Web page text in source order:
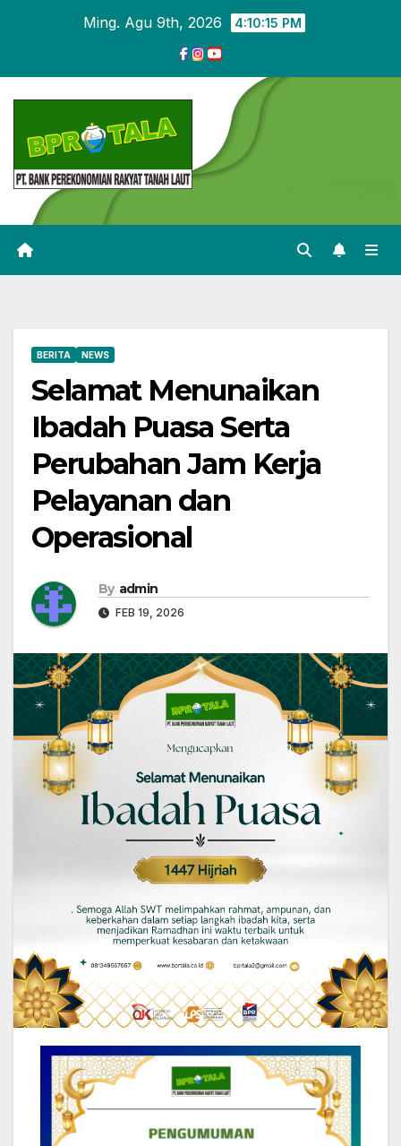
Ming. Agu 9th, 2026 4:10:15 PM
BERITA NEWS
Selamat Menunaikan
Ibadah Puasa Serta
Perubahan Jam Kerja
Pelayanan dan
Operasional
By admin
FEB 19, 2026